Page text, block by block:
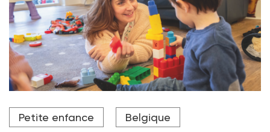
Audrey Charles, coordinatrice pédagogique dans
l'espace de vie "Oasis" de la pouponnière.
Petite enfance Belgique